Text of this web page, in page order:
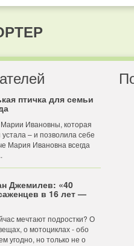
птичка для семьи
Ивановны, которая
– и позволила себе
Мария Ивановна всегда
Джемилев: «40
в 16 лет —
мечтают подростки? О
о мотоциклах - обо
угодно, но только не о